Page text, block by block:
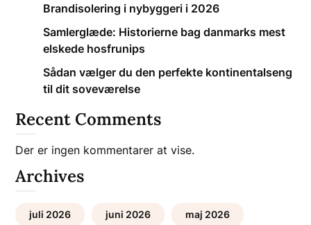
Brandisolering i nybyggeri i 2026
Samlerglæde: Historierne bag danmarks mest
elskede hosfrunips
Sådan vælger du den perfekte kontinentalseng
til dit soveværelse
Recent Comments
Der er ingen kommentarer at vise.
Archives
juli 2026 juni 2026 maj 2026